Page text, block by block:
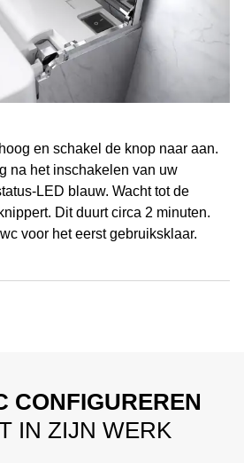
en schakel de knop naar aan.
na het inschakelen van uw
LED blauw. Wacht tot de
Dit duurt circa 2 minuten.
voor het eerst gebruiksklaar.
CONFIGUREREN
IN ZIJN WERK